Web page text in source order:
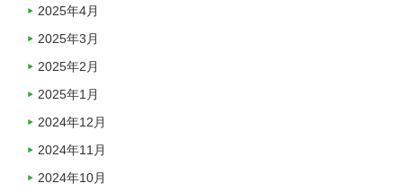
2025年4月
2025年3月
2025年2月
2025年1月
2024年12月
2024年11月
2024年10月